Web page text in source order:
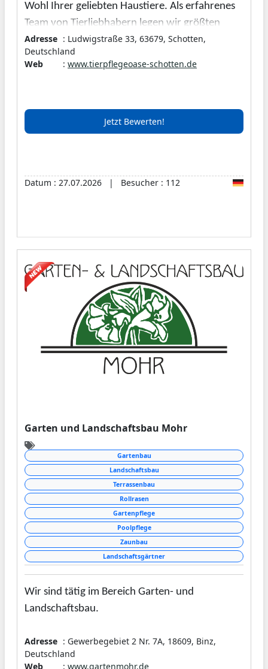
Wohl Ihrer geliebten Haustiere. Als erfahrenes
Team von Tierliebhabern legen wir größten
Wert auf individuelle Betreuung und liebevolle
Pflege. Egal, ob Katzen, Hunde oder Kleintiere –
bieten wir ein gemütliches und sicheres Zuhause
auf Zeit. Zudem engagieren wir uns in der
geben. Vertrauen Sie auf unsere langjährige
Erfahrung und Leidenschaft für Tiere!
Adresse : Ludwigstraße 33, 63679, Schotten,
Deutschland
Web
: www.tierpflegeoase-schotten.de
Jetzt Bewerten!
Datum : 27.07.2026 | Besucher : 112
Garten und Landschaftsbau Mohr
Gartenbau
Landschaftsbau
Terrassenbau
Rollrasen
Gartenpflege
Poolpflege
Zaunbau
Landschaftsgärtner
Wir sind tätig im Bereich Garten- und
Landschaftsbau.
Unser Hauptschwerpunkt liegt im Bereich
Garten- und
Adresse : Gewerbegebiet 2 Nr. 7A, 18609, Binz,
Deutschland
Web
: www.gartenmohr.de